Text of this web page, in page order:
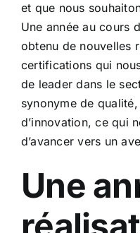
et que nous
Une année au cours
obtenu de nouvelles
certifications qui
de leader dans le
synonyme de
d’innovation, ce qui
d’avancer vers un
Une